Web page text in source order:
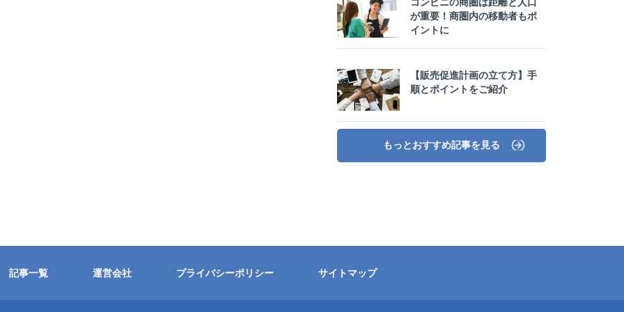
コンビニの商圏は距離と人口
が重要！商圏内の移動者もポ
イントに
【販売促進計画の立て方】手
順とポイントをご紹介
もっとおすすめ記事を見る
記事一覧 運営会社 プライバシーポリシー サイトマップ